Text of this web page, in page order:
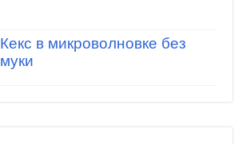
Кекс в микроволновке без
муки